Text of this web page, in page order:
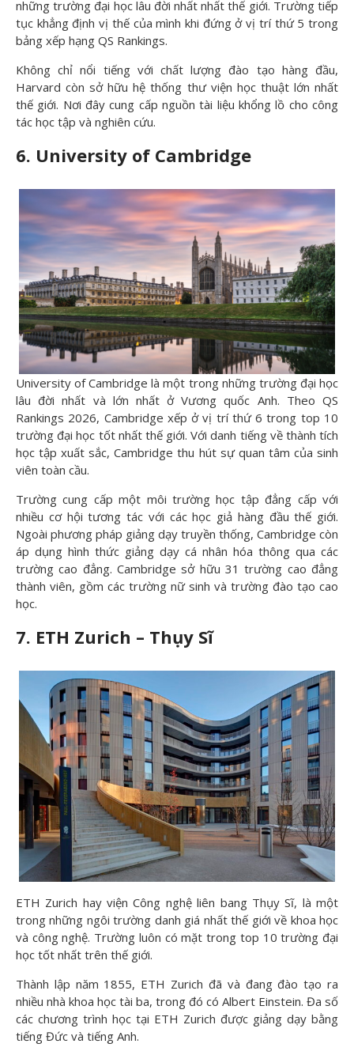
những trường đại học lâu đời nhất nhất thế giới. Trường tiếp
tục khẳng định vị thế của mình khi đứng ở vị trí thứ 5 trong
bảng xếp hạng QS Rankings.
Không chỉ nổi tiếng với chất lượng đào tạo hàng đầu,
Harvard còn sở hữu hệ thống thư viện học thuật lớn nhất
thế giới. Nơi đây cung cấp nguồn tài liệu khổng lồ cho công
tác học tập và nghiên cứu.
6. University of Cambridge
University of Cambridge là một trong những trường đại học
lâu đời nhất và lớn nhất ở Vương quốc Anh. Theo QS
Rankings 2026, Cambridge xếp ở vị trí thứ 6 trong top 10
trường đại học tốt nhất thế giới. Với danh tiếng về thành tích
học tập xuất sắc, Cambridge thu hút sự quan tâm của sinh
viên toàn cầu.
Trường cung cấp một môi trường học tập đẳng cấp với
nhiều cơ hội tương tác với các học giả hàng đầu thế giới.
Ngoài phương pháp giảng dạy truyền thống, Cambridge còn
áp dụng hình thức giảng dạy cá nhân hóa thông qua các
trường cao đẳng. Cambridge sở hữu 31 trường cao đẳng
thành viên, gồm các trường nữ sinh và trường đào tạo cao
học.
7. ETH Zurich – Thụy Sĩ
ETH Zurich hay viện Công nghệ liên bang Thụy Sĩ, là một
trong những ngôi trường danh giá nhất thế giới về khoa học
và công nghệ. Trường luôn có mặt trong top 10 trường đại
học tốt nhất trên thế giới.
Thành lập năm 1855, ETH Zurich đã và đang đào tạo ra
nhiều nhà khoa học tài ba, trong đó có Albert Einstein. Đa số
các chương trình học tại ETH Zurich được giảng dạy bằng
tiếng Đức và tiếng Anh.